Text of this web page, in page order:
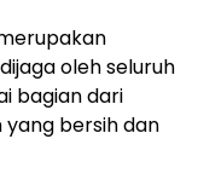
oleh seluruh
bagian dari
bersih dan